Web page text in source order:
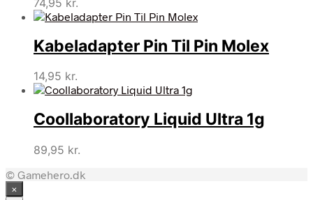
Kabeladapter Pin Til Pin Molex
14,95 kr.
Coollaboratory Liquid Ultra 1g
89,95 kr.
© Gamehero.dk
×